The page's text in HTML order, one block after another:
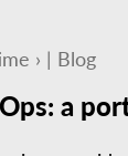
› | Blog
a